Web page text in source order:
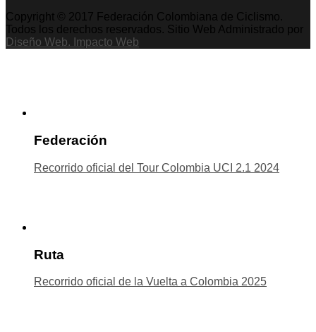
Copyright © 2017 Federación Colombiana de Ciclismo.
Todos los derechos reservados. Sitio Web Administrado por
Diseño Web. Impacto Web
Federación
Recorrido oficial del Tour Colombia UCI 2.1 2024
Ruta
Recorrido oficial de la Vuelta a Colombia 2025